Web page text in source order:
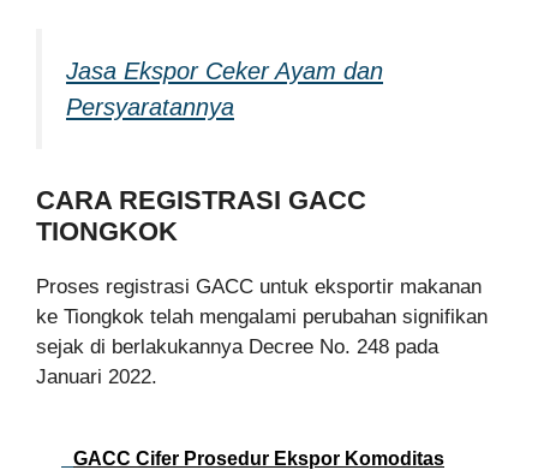
Jasa Ekspor Ceker Ayam dan
Persyaratannya
CARA REGISTRASI GACC
TIONGKOK
Proses registrasi GACC untuk eksportir makanan
ke Tiongkok telah mengalami perubahan signifikan
sejak di berlakukannya Decree No. 248 pada
Januari 2022.
GACC Cifer Prosedur Ekspor Komoditas